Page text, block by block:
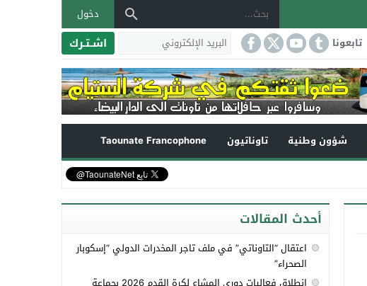
دخول
تابعونا اشـتـرك
شؤون وطنية تاوناتيون
Taounate Francophone
أحدث المقالات
اعتقال “التاوناتي” في ملف تاجر المخدرات الدولي “إسكوبار
الصحراء”